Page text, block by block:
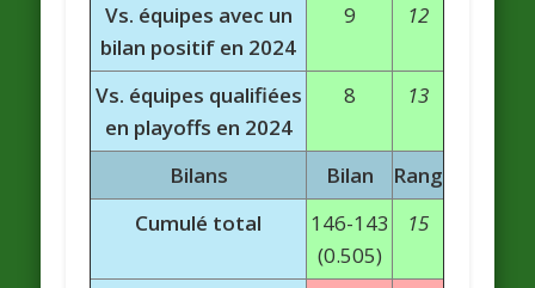
Vs. équipes avec un
bilan positif en 2024
9 12
Vs. équipes qualifiées
en playoffs en 2024
8 13
Bilans Bilan
Rang
Cumulé total
146-143
(0.505)
15